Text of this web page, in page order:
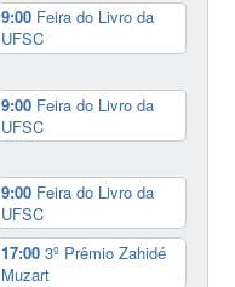
9:00 Feira do Livro da
UFSC
9:00 Feira do Livro da
UFSC
9:00 Feira do Livro da
UFSC
17:003º Prêmio Zahidé
Muzart